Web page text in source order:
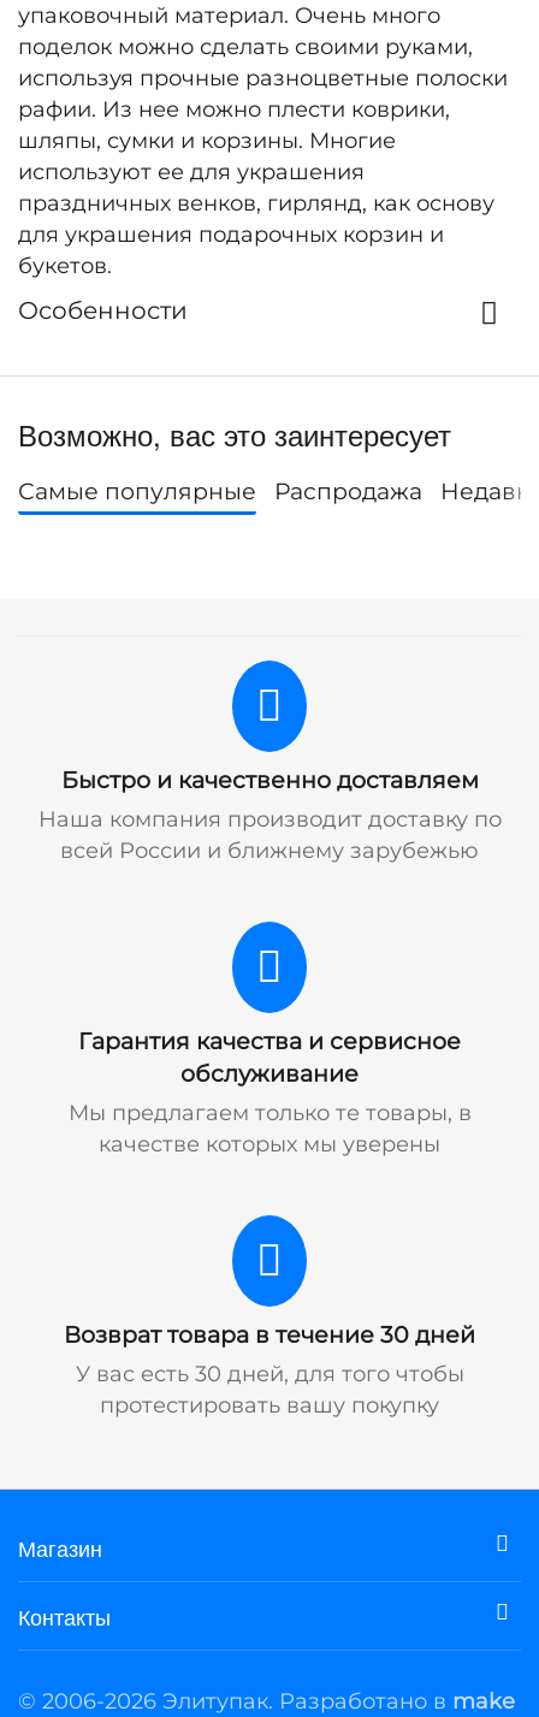
упаковочный материал. Очень много
поделок можно сделать своими руками,
используя прочные разноцветные полоски
рафии. Из нее можно плести коврики,
шляпы, сумки и корзины. Многие
используют ее для украшения
праздничных венков, гирлянд, как основу
для украшения подарочных корзин и
букетов.
Особенности
Возможно, вас это заинтересует
Самые популярные Распродажа
Быстро и качественно доставляем
Наша компания производит доставку по
всей России и ближнему зарубежью
Гарантия качества и сервисное
обслуживание
Мы предлагаем только те товары, в
качестве которых мы уверены
Возврат товара в течение 30 дней
У вас есть 30 дней, для того чтобы
протестировать вашу покупку
Магазин
Контакты
© 2006-2026 Элитупак. Разработано в make